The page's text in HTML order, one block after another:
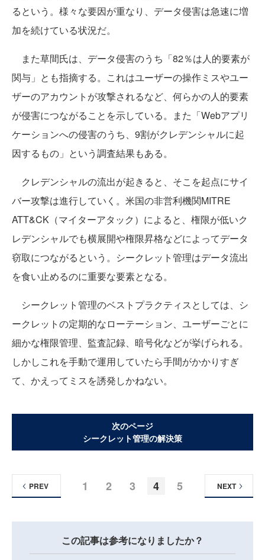
るという。様々な要因が重なり、データ侵害は急速に増
加を続けている状況だ。
また草間氏は、データ侵害のうち「82％は人的要素が
関与」とも指摘する。これはユーザーの操作ミスやユー
ザーのアカウントが攻撃されるなど、何らかの人的要素
が侵害につながることを示している。また「Webアプリ
ケーションへの侵害のうち、9割がクレデンシャルに起
因するもの」という調査結果もある。
クレデンシャルの流出が起きると、そこを起点にサイ
バー攻撃は進行していく。米国の非営利機関MITRE
ATT&CK（マイターアタック）によると、権限が低いク
レデンシャルでも横展開や権限昇格などによってデータ
窃取につながるという。シークレット管理はデータ流出
を食い止めるのに重要な要素となる。
シークレット管理のベストプラクティスとしては、シ
ークレットの定期的なローテーション、ユーザーごとに
細かな権限管理、監査記録、暗号化などが挙げられる。
しかしこれを手動で運用していたら手間がかかりすぎ
て、かえってミスを誘発しかねない。
次のページ
シークレット管理の解決策
1 2 3 4 5
PREV NEXT
この記事は参考になりましたか？